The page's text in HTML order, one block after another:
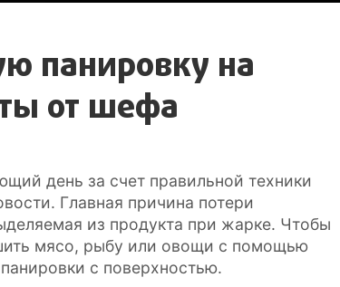
панировку на
от шефа
день за счет правильной техники
Главная причина потери
из продукта при жарке. Чтобы
мясо, рыбу или овощи с помощью
с поверхностью.